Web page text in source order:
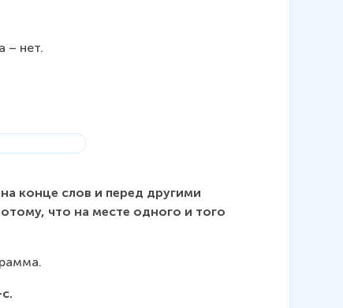
– нет.
конце слов и перед другими
что на месте одного и того